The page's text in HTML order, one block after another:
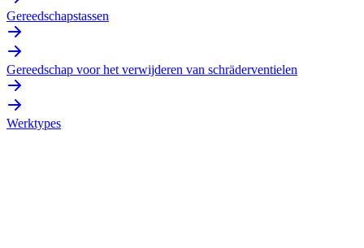
Gereedschapstassen
Gereedschap voor het verwijderen van schräderventielen
Werktypes